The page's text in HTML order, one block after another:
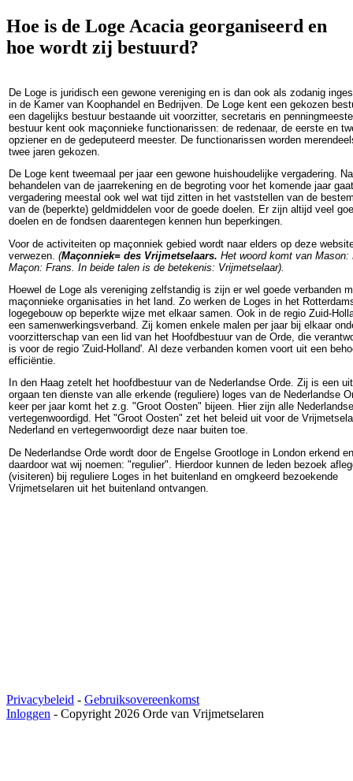
Hoe is de Loge Acacia georganiseerd en
hoe wordt zij bestuurd?
De Loge is juridisch een gewone vereniging en is dan ook als zodanig
in de Kamer van Koophandel en Bedrijven. De Loge kent een gekozen
een dagelijks bestuur bestaande uit voorzitter, secretaris en
bestuur kent ook maçonnieke functionarissen: de redenaar, de eerste en
opziener en de gedeputeerd meester. De functionarissen worden
twee jaren gekozen.
De Loge kent tweemaal per jaar een gewone huishoudelijke vergadering.
behandelen van de jaarrekening en de begroting voor het komende jaar
vergadering meestal ook wel wat tijd zitten in het vaststellen van de
van de (beperkte) geldmiddelen voor de goede doelen. Er zijn altijd veel
doelen en de fondsen daarentegen kennen hun beperkingen.
Voor de activiteiten op maçonniek gebied wordt naar elders op deze
verwezen. (Maçonniek= des Vrijmetselaars. Het woord komt van Mason:
Maçon: Frans. In beide talen is de betekenis: Vrijmetselaar).
Hoewel de Loge als vereniging zelfstandig is zijn er wel goede verbanden
maçonnieke organisaties in het land. Zo werken de Loges in het
logegebouw op beperkte wijze met elkaar samen. Ook in de regio Zuid-
een samenwerkingsverband. Zij komen enkele malen per jaar bij elkaar
voorzitterschap van een lid van het Hoofdbestuur van de Orde, die
is voor de regio 'Zuid-Holland'. Al deze verbanden komen voort uit een
efficiëntie.
In den Haag zetelt het hoofdbestuur van de Nederlandse Orde. Zij is een
orgaan ten dienste van alle erkende (reguliere) loges van de Nederlandse
keer per jaar komt het z.g. "Groot Oosten" bijeen. Hier zijn alle
vertegenwoordigd. Het "Groot Oosten" zet het beleid uit voor de
Nederland en vertegenwoordigt deze naar buiten toe.
De Nederlandse Orde wordt door de Engelse Grootloge in London erkend
daardoor wat wij noemen: "regulier". Hierdoor kunnen de leden bezoek
(visiteren) bij reguliere Loges in het buitenland en omgkeerd bezoekende
Vrijmetselaren uit het buitenland ontvangen.
Privacybeleid - Gebruiksovereenkomst
Inloggen - Copyright 2026 Orde van Vrijmetselaren